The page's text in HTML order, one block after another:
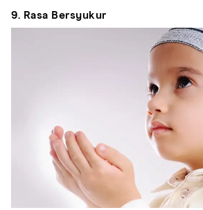
9. Rasa Bersyukur